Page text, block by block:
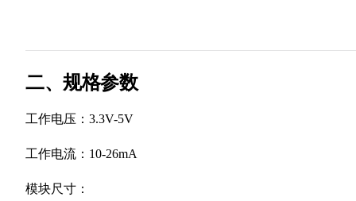
二、规格参数
工作电压：3.3V-5V
工作电流：10-26mA
模块尺寸：